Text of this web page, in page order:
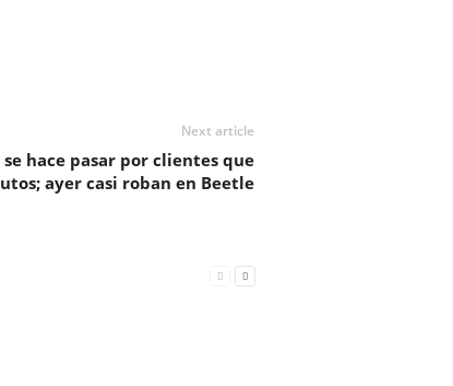
Next article
hace pasar por clientes que
ayer casi roban en Beetle